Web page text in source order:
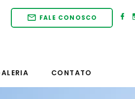
FALE CONOSCO
CONTATO